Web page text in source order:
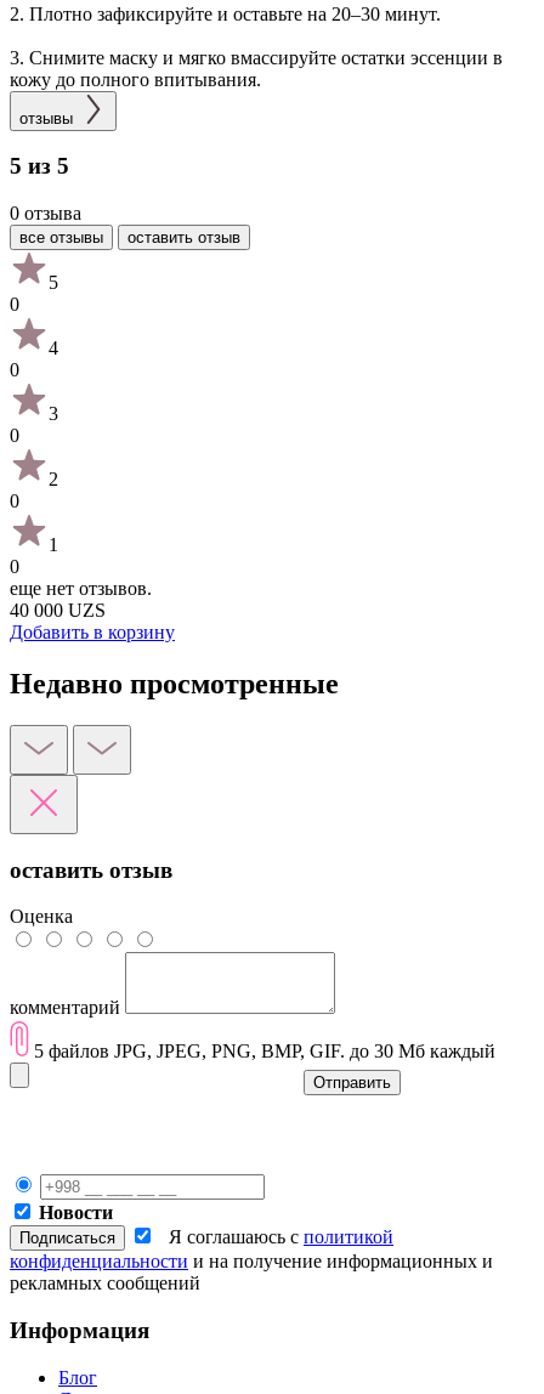
2. Плотно зафиксируйте и оставьте на 20–30 минут.
3. Снимите маску и мягко вмассируйте остатки эссенции в
кожу до полного впитывания.
отзывы
5 из 5
0 отзыва
все отзывы оставить отзыв
5
0
4
0
3
0
2
0
1
0
еще нет отзывов.
40 000 UZS
Добавить в корзину
Недавно просмотренные
оставить отзыв
Оценка
комментарий
5 файлов JPG, JPEG, PNG, BMP, GIF. до 30 Мб каждый
Отправить
Новости
Я соглашаюсь с политикой
конфиденциальности и на получение информационных и
рекламных сообщений
Информация
Блог